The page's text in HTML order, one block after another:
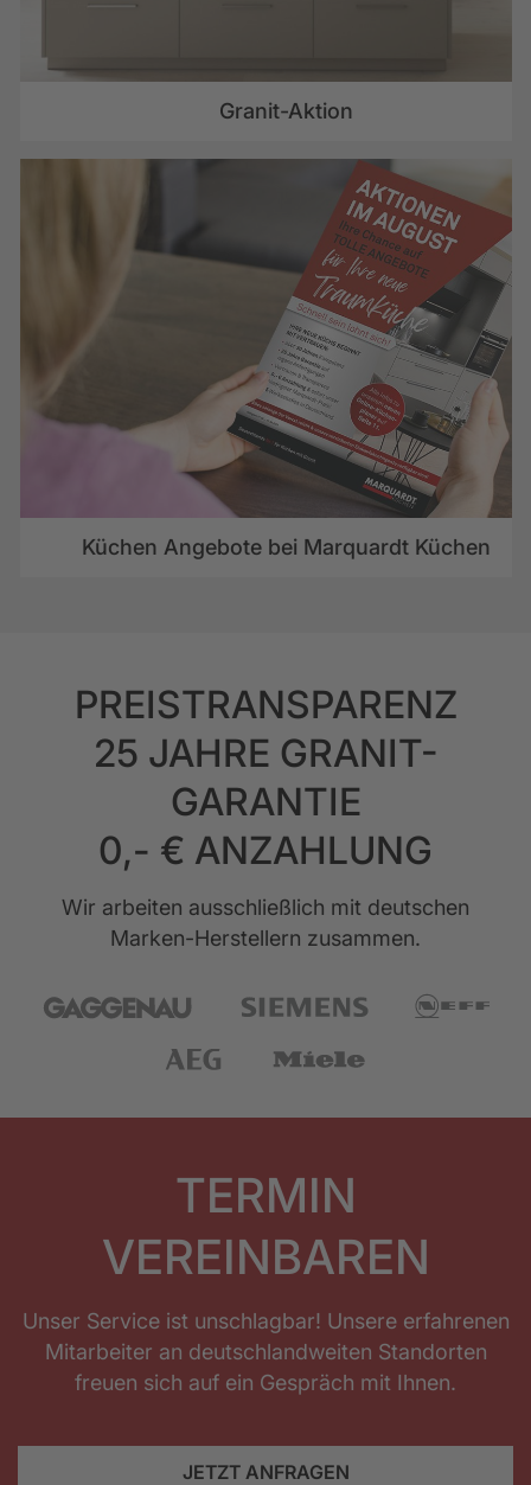
Granit-Aktion
Küchen Angebote bei Marquardt Küchen
PREISTRANSPARENZ
25 JAHRE GRANIT-
GARANTIE
0,- € ANZAHLUNG
Wir arbeiten ausschließlich mit deutschen
Marken-Herstellern zusammen.
TERMIN
VEREINBAREN
Unser Service ist unschlagbar! Unsere erfahrenen
Mitarbeiter an deutschlandweiten Standorten
freuen sich auf ein Gespräch mit Ihnen.
JETZT ANFRAGEN